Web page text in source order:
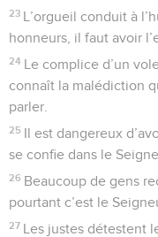
23 L’orgueil conduit à
honneurs, il faut avoir
24 Le complice d’un
connaît la malédiction
parler.
25 Il est dangereux
se confie dans le
26 Beaucoup de gens
pourtant c’est le
27 Les justes détestent